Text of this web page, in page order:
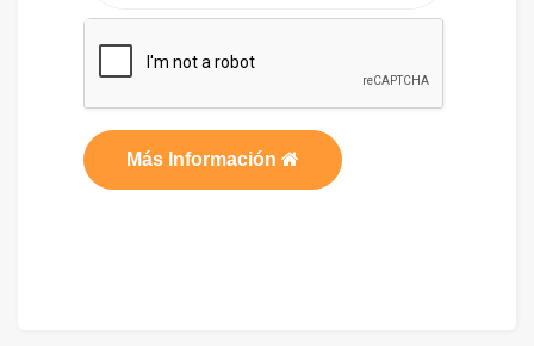
Más Información